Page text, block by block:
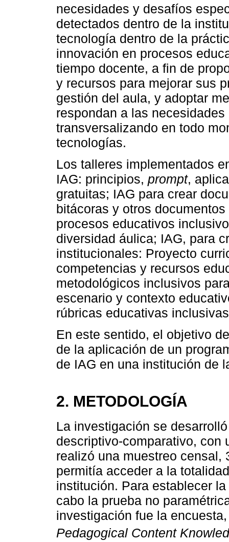
necesidades y desafíos
detectados dentro de la
tecnología dentro de la
innovación en procesos
tiempo docente, a fin de
y recursos para mejorar sus
gestión del aula, y adoptar
respondan a las
transversalizando en todo
tecnologías.
Los talleres implementados
IAG: principios, prompt,
gratuitas; IAG para crear
bitácoras y otros
procesos educativos
diversidad áulica; IAG, para
institucionales: Proyecto
competencias y recursos
metodológicos inclusivos
escenario y contexto
rúbricas educativas
En este sentido, el objetivo
de la aplicación de un
de IAG en una institución de
2. METODOLOGÍA
La investigación se
descriptivo-comparativo, con
realizó una muestreo censal,
permitía acceder a la
institución. Para establecer
cabo la prueba no
investigación fue la
Pedagogical Content